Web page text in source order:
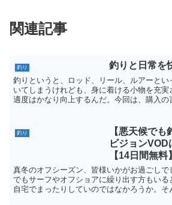
関連記事
釣り 釣りと日常を
釣りというと、ロッド、リール、ルアーとい
いてしまうけれども、身に着ける小物を充
適度はかなり向上するんだ。今回は、購入の
釣り
【悪天候でも
ビジョンVOD
【14日間無料】
真冬のオフシーズン、皆様いかがお過ごし
でもサーフやオフショアに繰り出す方もい
自宅でまったりしていのではなかろうか。